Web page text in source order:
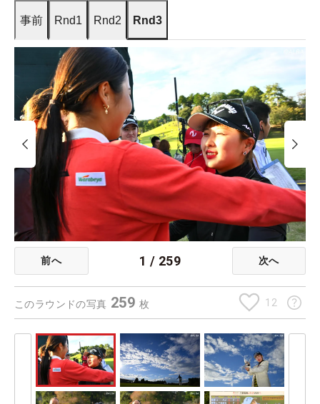
事前 Rnd1 Rnd2 Rnd3
前へ 1 / 259 次へ
このラウンドの写真 259 枚 12